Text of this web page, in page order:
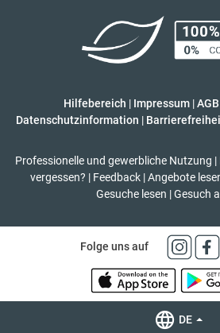
Hilfebereich | Impressum |AGB
Datenschutzinformation |
Professionelle und gewerbliche Nutzung |
vergessen? | Feedback | Angebote
Gesuche lesen | Gesuch
Folge uns auf
DE